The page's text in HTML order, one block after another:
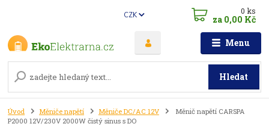
Menu
CZK
Hledat
0ks
za 0,00 Kč
Úvod Měniče napětí Měniče DC/AC 12V
Měnič napětí CARSPA
P2000 12V/230V 2000W čistý sinus s DO